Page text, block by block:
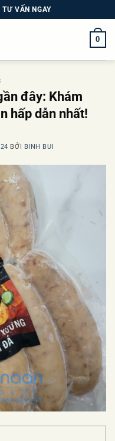
VẤN NGAY
0
đây: Khám
hấp dẫn nhất!
BỞI BINH BUI